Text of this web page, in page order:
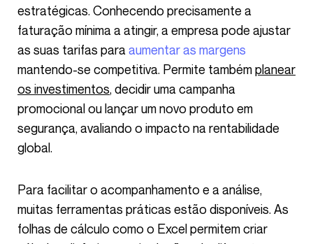
estratégicas. Conhecendo precisamente a
faturação mínima a atingir, a empresa pode ajustar
as suas tarifas para aumentar as margens
mantendo-se competitiva. Permite tambémplanear
os investimentos, decidir uma campanha
promocional ou lançar um novo produto em
segurança, avaliando o impacto na rentabilidade
global.
Para facilitar o acompanhamento e a análise,
muitas ferramentas práticas estão disponíveis. As
folhas de cálculo como o Excel permitem criar